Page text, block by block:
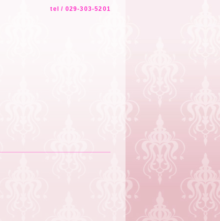
tel / 029-303-5201